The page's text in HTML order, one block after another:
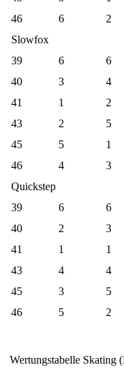
46
6 2
Slowfox
39
6 6
40
3 4
41
1 2
43
2 5
45
5 1
46
4 3
Quickstep
39
6 6
40
2 3
41
1 1
43
4 4
45
3 5
46
5 2
Wertungstabelle Skating